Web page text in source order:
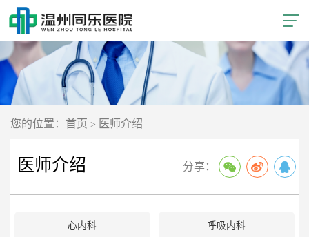
您的位置：首页 > 医师介绍
医师介绍 分享：
心内科 呼吸内科